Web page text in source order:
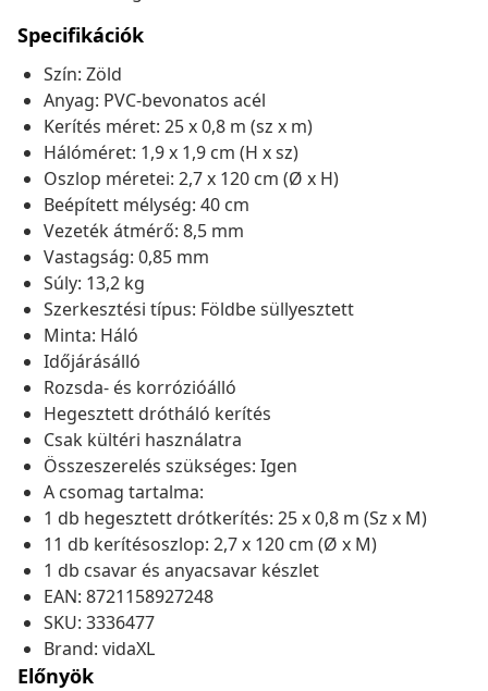
Specifikációk
Szín: Zöld
Anyag: PVC-bevonatos acél
Kerítés méret: 25 x 0,8 m (sz x m)
Hálóméret: 1,9 x 1,9 cm (H x sz)
Oszlop méretei: 2,7 x 120 cm (Ø x H)
Beépített mélység: 40 cm
Vezeték átmérő: 8,5 mm
Vastagság: 0,85 mm
Súly: 13,2 kg
Szerkesztési típus: Földbe süllyesztett
Minta: Háló
Időjárásálló
Rozsda- és korrózióálló
Hegesztett drótháló kerítés
Csak kültéri használatra
Összeszerelés szükséges: Igen
A csomag tartalma:
1 db hegesztett drótkerítés: 25 x 0,8 m (Sz x M)
11 db kerítésoszlop: 2,7 x 120 cm (Ø x M)
1 db csavar és anyacsavar készlet
EAN: 8721158927248
SKU: 3336477
Brand: vidaXL
Előnyök